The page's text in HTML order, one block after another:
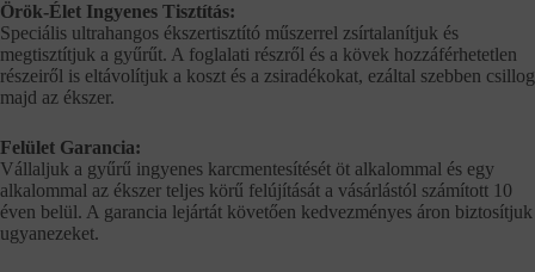
Örök-Élet Ingyenes Tisztítás:
Speciális ultrahangos ékszertisztító műszerrel zsírtalanítjuk és
megtisztítjuk a gyűrűt. A foglalati részről és a kövek hozzáférhetetlen
részeiről is eltávolítjuk a koszt és a zsiradékokat, ezáltal szebben csillog
majd az ékszer.
Felület Garancia:
Vállaljuk a gyűrű ingyenes karcmentesítését öt alkalommal és egy
alkalommal az ékszer teljes körű felújítását a vásárlástól számított 10
éven belül. A garancia lejártát követően kedvezményes áron biztosítjuk
ugyanezeket.